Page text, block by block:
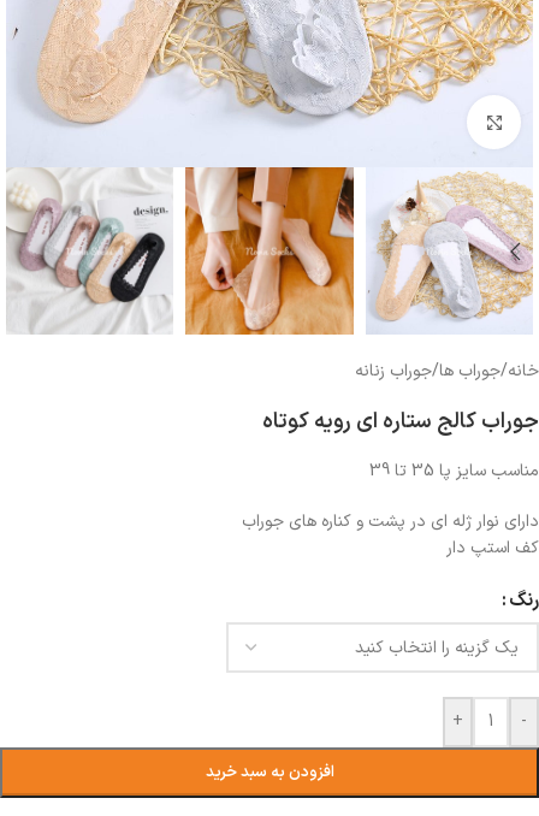
بزرگنمایی تصویر
خانه/جوراب ها/جوراب زنانه
جوراب کالج ستاره ای رویه کوتاه
مناسب سایز پا 35 تا 39
دارای نوار ژله ای در پشت و کناره های جوراب
کف استپ دار
رنگ
-
+
افزودن به سبد خرید